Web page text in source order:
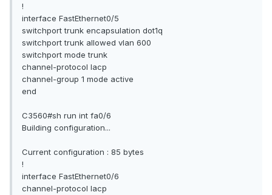
!
interface FastEthernet0/5
switchport trunk encapsulation dot1q
switchport trunk allowed vlan 600
switchport mode trunk
channel-protocol lacp
channel-group 1 mode active
end
C3560#sh run int fa0/6
Building configuration...
Current configuration : 85 bytes
!
interface FastEthernet0/6
channel-protocol lacp